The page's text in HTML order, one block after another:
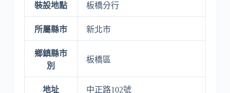
裝設地點 板橋分行
所屬縣市 新北市
鄉鎮縣市
別
板橋區
地址 中正路102號